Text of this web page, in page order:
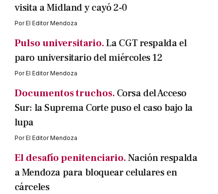
visita a Midland y cayó 2-0
PorEl Editor Mendoza
Pulso universitario.La CGT respalda el
paro universitario del miércoles 12
PorEl Editor Mendoza
Documentos truchos. Corsa del Acceso
Sur: la Suprema Corte puso el caso bajo la
lupa
PorEl Editor Mendoza
El desafío penitenciario.Nación respalda
a Mendoza para bloquear celulares en
cárceles